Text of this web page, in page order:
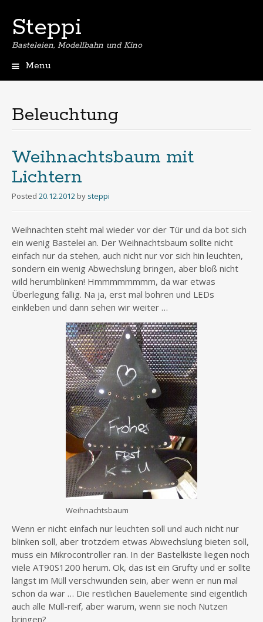
Steppi
Basteleien, Modellbahn und Kino
Menu
Beleuchtung
Weihnachtsbaum mit
Lichtern
Posted 20.12.2012 by steppi
Weihnachten steht mal wieder vor der Tür und da bot sich
ein wenig Bastelei an. Der Weihnachtsbaum sollte nicht
einfach nur da stehen, auch nicht nur vor sich hin leuchten,
sondern ein wenig Abwechslung bringen, aber bloß nicht
wild herumblinken! Hmmmmmmmm, da war etwas
Überlegung fällig. Na ja, erst mal bohren und LEDs
einkleben und dann sehen wir weiter …
Weihnachtsbaum
Wenn er nicht einfach nur leuchten soll und auch nicht nur
blinken soll, aber trotzdem etwas Abwechslung bieten soll,
muss ein Mikrocontroller ran. In der Bastelkiste liegen noch
viele AT90S1200 herum. Ok, das ist ein Grufty und er sollte
längst im Müll verschwunden sein, aber wenn er nun mal
schon da war … Die restlichen Bauelemente sind eigentlich
auch alle Müll-reif, aber warum, wenn sie noch Nutzen
bringen?